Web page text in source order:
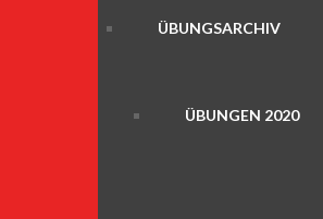
ÜBUNGSARCHIV
ÜBUNGEN 2020